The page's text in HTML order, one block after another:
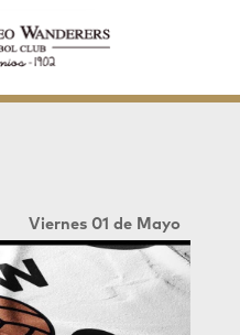
Viernes 01 de Mayo